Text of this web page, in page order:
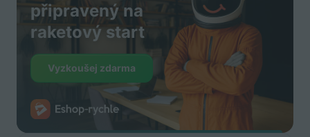
připravený na
raketový start
Vyzkoušej zdarma